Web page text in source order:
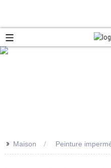
>> Maison Peinture